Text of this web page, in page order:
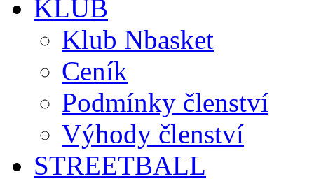
KLUB
Klub Nbasket
Ceník
Podmínky členství
Výhody členství
STREETBALL